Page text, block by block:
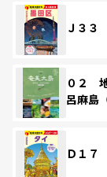
Ｊ３
０２
呂麻島
Ｄ１